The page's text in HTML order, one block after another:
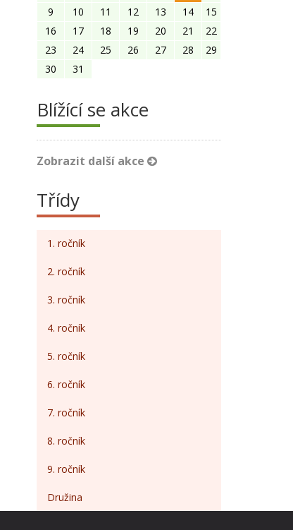
9
10 11 12 13 14
15
16
17 18 19 20 21
22
23
24 25 26 27 28
29
30
31
Blížící se akce
Zobrazit další akce
Třídy
1. ročník
2. ročník
3. ročník
4. ročník
5. ročník
6. ročník
7. ročník
8. ročník
9. ročník
Družina